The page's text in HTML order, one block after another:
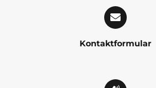
Kontaktformular